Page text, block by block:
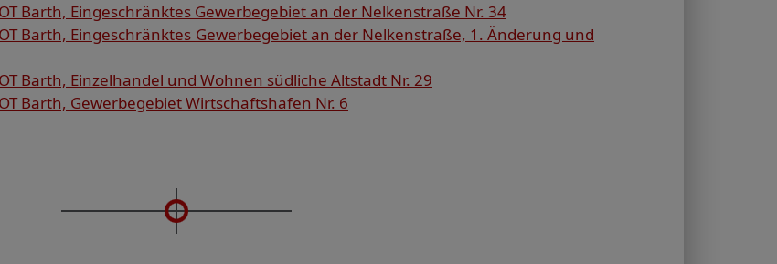
Barth, Eingeschränktes Gewerbegebiet an der Nelkenstraße Nr. 34
Barth, Eingeschränktes Gewerbegebiet an der Nelkenstraße, 1. Änderung und
Barth, Einzelhandel und Wohnen südliche Altstadt Nr. 29
Barth, Gewerbegebiet Wirtschaftshafen Nr. 6